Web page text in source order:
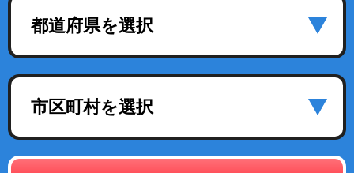
都道府県を選択
市区町村を選択